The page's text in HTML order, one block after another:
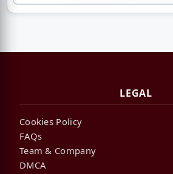
LEGAL
Cookies Policy
FAQs
Team & Company
DMCA